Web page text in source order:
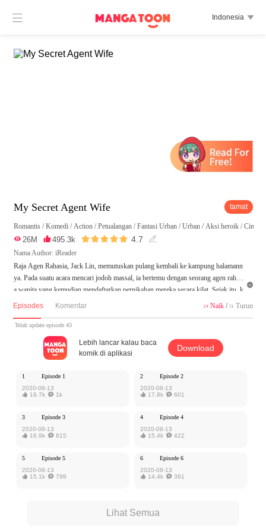
 Indonesia 
My Secret Agent Wife tamat
Romantis /Komedi / Action /Petualangan /Fantasi Urban /Urban / Aksi heroik /Cinta
 26M 495.3k  4.7 
Nama Author: iReader
Raja Agen Rahasia, Jack Lin, memutuskan pulang kembali ke kampung halamann
ya. Pada suatu acara mencari jodoh massal, ia bertemu dengan seorang agen rahasi
a wanita yang kemudian mendaftarkan pernikahan mereka secara kilat. Sejak itu, k
ehidupan Jack Lin menjadi lebih penuh warna dan kejutan
Karya ini diterbitkan atas izin MangaToon iReader, isi konten hanyalah pandangan
pribadi pembuatnya, tidak mewakili MangaToon sendiri

Episodes Komentar  Naik/  Turun
Telah update episode 43
Lebih lancar kalau baca
komik di aplikasi
Download
1
Episode 1
2020-08-13
 19.7k 1k
2
Episode 2
2020-08-13
 17.8k 601
3
Episode 3
2020-08-13
 16.9k 815
4
Episode 4
2020-08-13
 15.4k 422
5
Episode 5
2020-08-13
 15.1k 799
6
Episode 6
2020-08-13
 14.4k 391
Lihat Semua